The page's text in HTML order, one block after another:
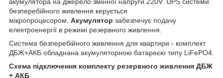
акумулятора на джерело змінної напруги 220V. UPS системи
безперебійного живлення керується
мікропроцесором. Акумулятор забезпечує подачу
електроенергії в режимі резервного живлення.
Система безперебійного живлення для квартири - комплект
ДБЖ+АКБ обладнана акумуляторною батареєю типу LiFePO4.
Схема підключення комплекту резервного живлення ДБЖ
+ АКБ